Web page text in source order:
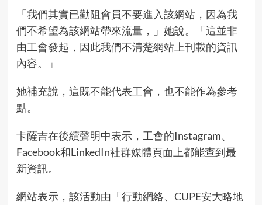
「我們其實已勸阻會員不要進入該網站，因為我
們不希望為該網站帶來流量，」她說。「這並非
由工會發起，因此我們不清楚網站上刊載的資訊
內容。」
她補充說，這既不能代表工會，也不能作為參考
點。
卡薩吉在後續聲明中表示，工會的Instagram、
Facebook和LinkedIn社群媒體頁面上都能查到最
新資訊。
網站表示，該活動由「行動網絡、CUPE安大略地